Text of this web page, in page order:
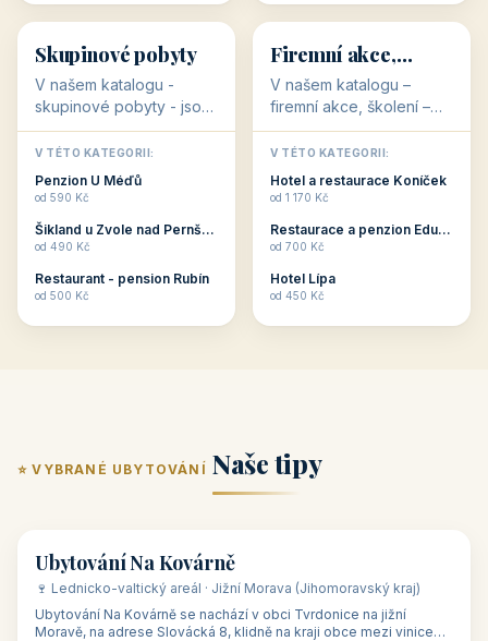
👥 32 objektů
Skupinové pobyty
V našem katalogu -
skupinové pobyty - jsou
pro Vás připraveny
objekty, které nabízí
ubytování skupin v
penzionech, hotelích a
Budete překva...
V TÉTO KATEGORII:
Penzion U Méďů
od 590 Kč
Šikland u Zvole nad Pernštejnem
od 490 Kč
Restaurant - pension Rubín
od 500 Kč
💼 31 objektů
Firemní akce,
školení
V našem katalogu –
firemní akce, školení –
jsou pro Vás připraveny
objekty, které mají
zkušenosti pořádat i
menší firemní akce a
ob...
V TÉTO KATEGORII:
Hotel a restaurace Koníček
od 1 170 Kč
Restaurace a penzion Eduard
od 700 Kč
Hotel Lípa
od 450 Kč
⭐ VYBRANÉ UBYTOVÁNÍ Naše tipy
🏡 penzion
Ubytování Na Kovárně
🍷 Lednicko-valtický areál · Jižní Morava (Jihomoravský kraj)
Ubytování Na Kovárně se nachází v obci Tvrdonice na jižní
Moravě, na adrese Slovácká 8, klidně na kraji obce mezi vinicemi,